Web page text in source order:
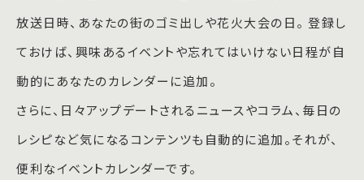
放送日時、あなたの街のゴミ出しや花火大会の日。 登録し
ておけば、興味あるイベントや忘れてはいけない日程が自
動的にあなたのカレンダーに追加。
さらに、日々アップデートされるニュースやコラム、毎日の
レシピなど気になるコンテンツも自動的に追加。それが、
便利なイベントカレンダーです。